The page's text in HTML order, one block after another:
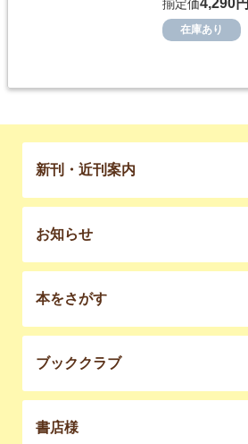
揃定価4,290円
在庫あり
新刊・近刊案内
お知らせ
本をさがす
ブッククラブ
書店様